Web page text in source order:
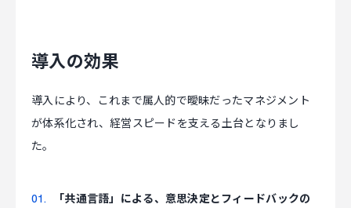
導入の効果
導入により、これまで属人的で曖昧だったマネジメント
が体系化され、経営スピードを支える土台となりまし
た。
「共通言語」による、意思決定とフィードバックの